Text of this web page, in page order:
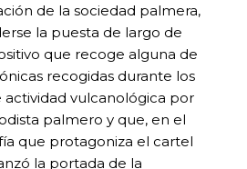
de la sociedad palmera,
la puesta de largo de
que recoge alguna de
recogidas durante los
actividad vulcanológica por
palmero y que, en el
que protagoniza el cartel
la portada de la